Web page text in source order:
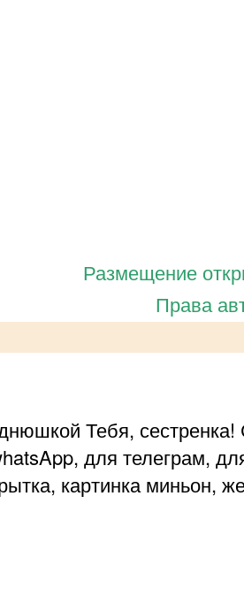
Размещение
Права
Тебя,
для телеграм,
картинка миньон,